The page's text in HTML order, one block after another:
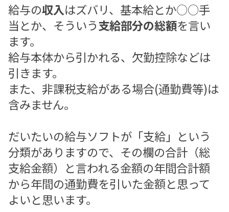
給与の収入はズバリ、基本給とか○○手
当とか、そういう支給部分の総額を言い
ます。
給与本体から引かれる、欠勤控除などは
引きます。
また、非課税支給がある場合(通勤費等)は
含みません。
だいたいの給与ソフトが「支給」という
分類がありますので、その欄の合計（総
支給金額）と言われる金額の年間合計額
から年間の通勤費を引いた金額と思って
よいと思います。